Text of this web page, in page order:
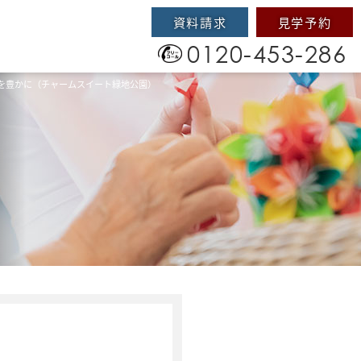
資料請求 見学予約
0120-453-286
かに（チャームスイート緑地公園）